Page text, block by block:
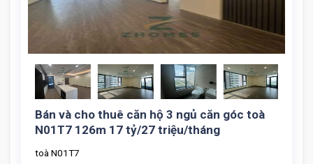
Bán và cho thuê căn hộ 3 ngủ căn góc toà
N01T7 126m 17 tỷ/27 triệu/tháng
toà N01T7